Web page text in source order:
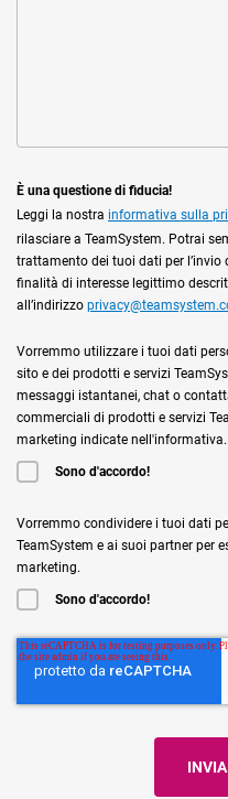
È una questione di fiducia!
Leggi la nostra informativa sulla
rilasciare a TeamSystem. Potrai
trattamento dei tuoi dati per
finalità di interesse legittimo
all’indirizzo
Vorremmo utilizzare i tuoi dati
sito e dei prodotti e servizi
messaggi istantanei, chat o
commerciali di prodotti e servizi
marketing indicate nell'informativa.
Sono d'accordo!
Vorremmo condividere i tuoi dati
TeamSystem e ai suoi partner per
marketing.
Sono d'accordo!